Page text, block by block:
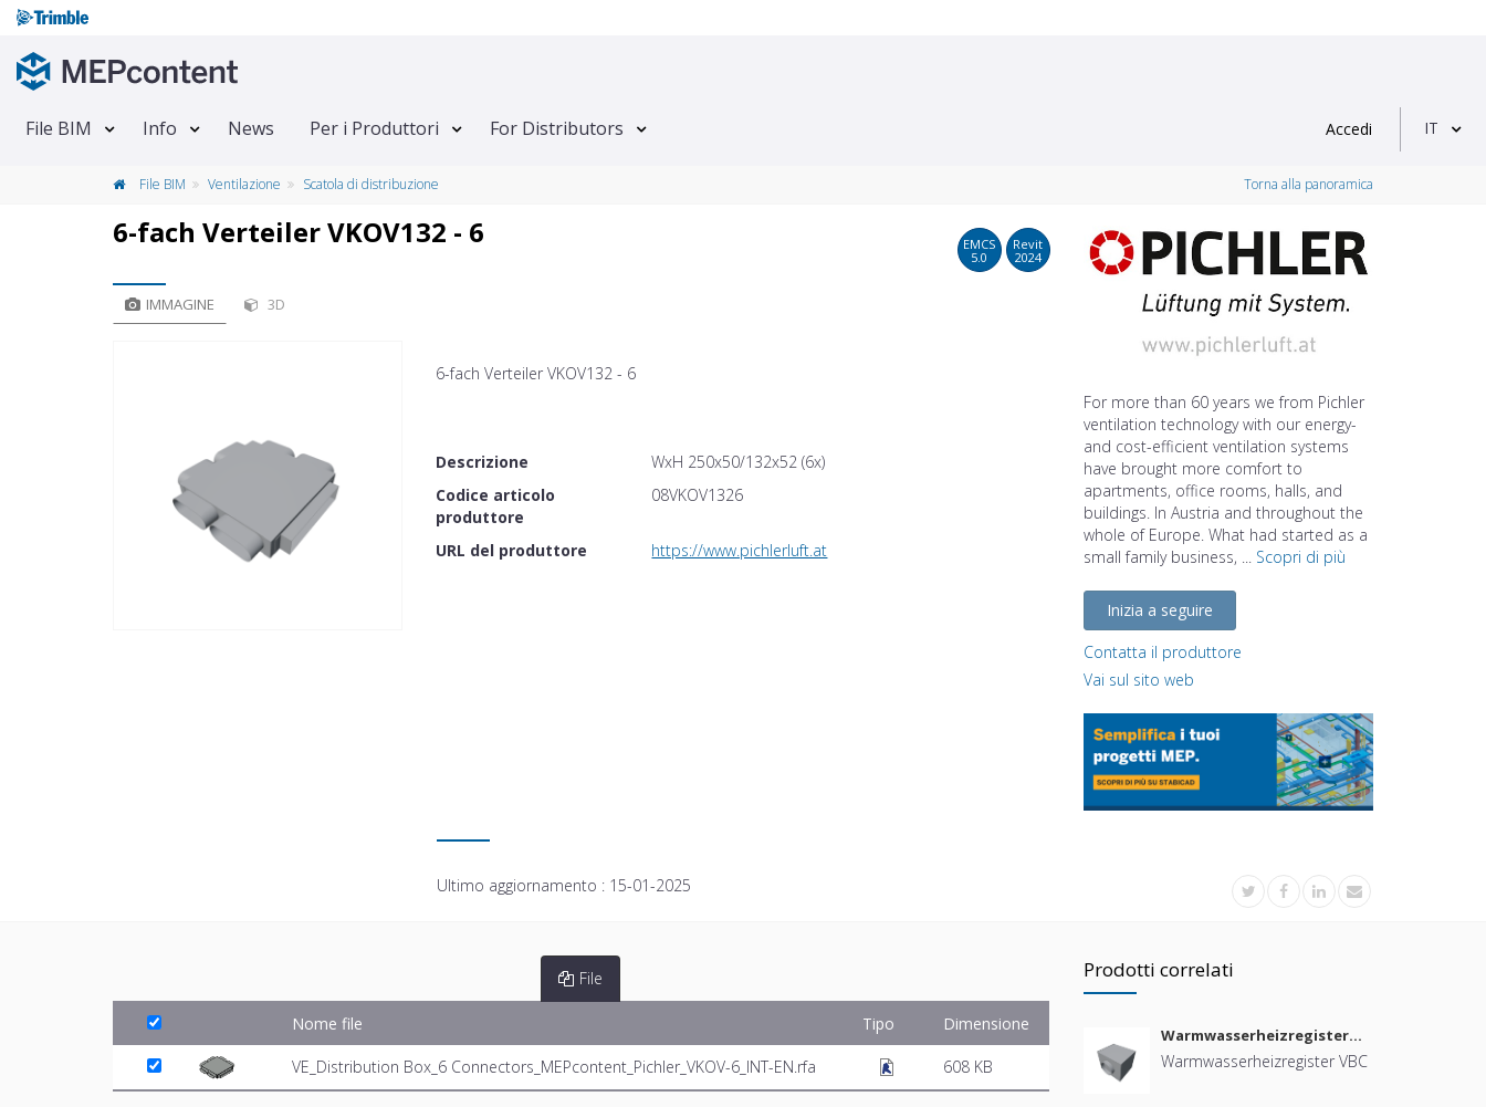
File BIM Info News Per i Produttori For Distributors Accedi IT
File BIM Ventilazione Scatola di distribuzione Torna alla panoramica
6-fach Verteiler VKOV132 - 6
EMCS
5.0
Revit
2024
IMMAGINE 3D
6-fach Verteiler VKOV132 - 6
Descrizione
WxH 250x50/132x52 (6x)
Codice articolo
produttore
08VKOV1326
URL del produttore https://www.pichlerluft.at
For more than 60 years we from Pichler
ventilation technology with our energy-
and cost-efficient ventilation systems
have brought more comfort to
apartments, office rooms, halls, and
buildings. In Austria and throughout the
whole of Europe. What had started as a
small family business, ... Scopri di più
Inizia a seguire
Contatta il produttore
Vai sul sito web
Ultimo aggiornamento : 15-01-2025
File
Nome file Tipo Dimensione
VE_Distribution Box_6 Connectors_MEPcontent_Pichler_VKOV-6_INT-EN.rfa 608 KB
Prodotti correlati
Warmwasserheizregister
VBC
Warmwasserheizregister VBC